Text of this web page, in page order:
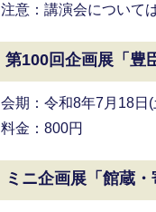
注意：講演会について
第100回企画展「豊
会期：令和8年7月18日
料金：800円
ミニ企画展「館蔵・